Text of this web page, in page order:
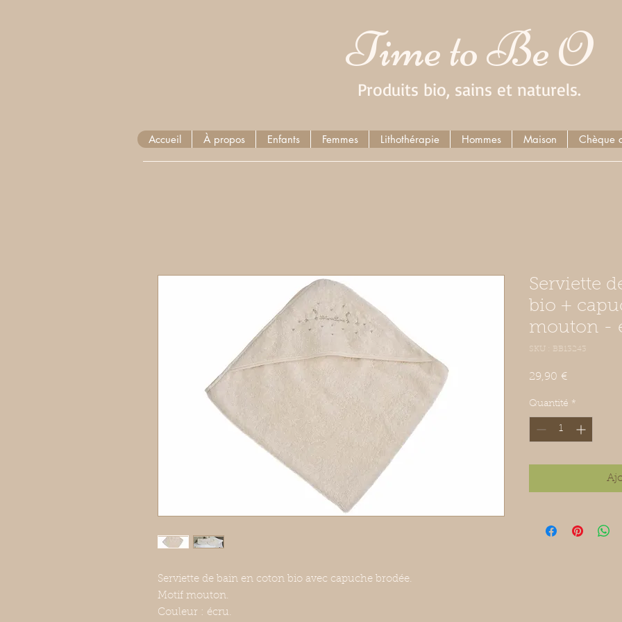
Time to Be O
Produits bio, sains et naturels.
Accueil À propos Enfants Femmes Lithothérapie Hommes Maison Chèque
Serviette de bain en coton bio avec capuche brodée.
Motif mouton.
Couleur : écru.
Serviette
bio +
mouton -
SKU : BB13243
29,90 €Prix
Quantité *